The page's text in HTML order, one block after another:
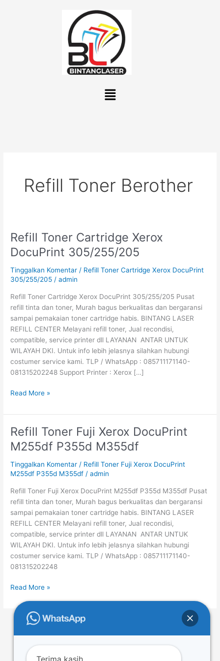
Menu
Refill Toner Berother
Refill Toner Cartridge Xerox
DocuPrint 305/255/205
Tinggalkan Komentar / Refill Toner Cartridge Xerox DocuPrint
305/255/205 /admin
Refill Toner Cartridge Xerox DocuPrint 305/255/205 Pusat
refill tinta dan toner, Murah bagus berkualitas dan bergaransi
sampai pemakaian toner cartridge habis. BINTANG LASER
REFILL CENTER Melayani refill toner, Jual recondisi,
compatible, service printer dll LAYANAN ANTAR UNTUK
WILAYAH DKI. Untuk info lebih jelasnya silahkan hubungi
costumer service kami. TLP / WhatsApp : 085711171140-
081315202248 Support Printer : Xerox […]
Refill
Toner
Cartridge
Xerox
DocuPrint
Read More »
Refill Toner Fuji Xerox DocuPrint
M255df P355d M355df
Tinggalkan Komentar / Refill Toner Fuji Xerox DocuPrint
M255df P355d M355df /admin
Refill Toner Fuji Xerox DocuPrint M255df P355d M355df Pusat
refill tinta dan toner, Murah bagus berkualitas dan bergaransi
sampai pemakaian toner cartridge habis. BINTANG LASER
REFILL CENTER Melayani refill toner, Jual recondisi,
compatible, service printer dll LAYANAN ANTAR UNTUK
WILAYAH DKI. Untuk info lebih jelasnya silahkan hubungi
costumer service kami. TLP / WhatsApp : 085711171140-
081315202248
Refill
Toner
Fuji
Xerox
DocuPrint
P355d
M355df
Read More »
43
Terima kasih.